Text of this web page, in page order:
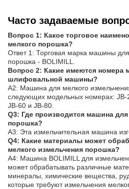
Часто задаваемые
Вопрос 1: Какое торговое
мелкого порошка?
Ответ 1: Торговая марка машины
порошка - BOLIMILL.
Вопрос 2: Какие имеются номера
шлифовальной машины?
A2: Машина для мелкого
следующих модельных номерах: JB-
JB-60 и JB-80.
Q3: Где производится машина
порошка?
A3: Эта измельчительная машина
Q4: Какие материалы может
мелкого измельчения порошка?
A4: Машина BOLIMILL для
может обрабатывать различные
минералы, химические вещества,
которые требуют измельчения